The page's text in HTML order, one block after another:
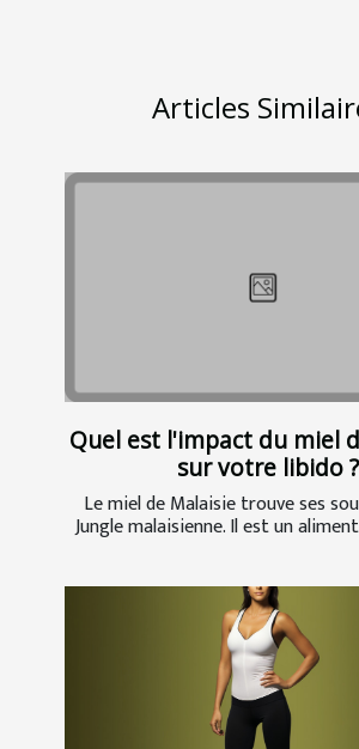
Articles
Quel est l'impact du miel
sur votre libido ?
Le miel de Malaisie trouve ses
Jungle malaisienne. Il est un